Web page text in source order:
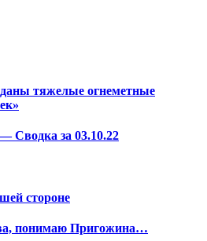
тяжелые огнеметные
Сводка за 03.10.22
стороне
понимаю Пригожина…